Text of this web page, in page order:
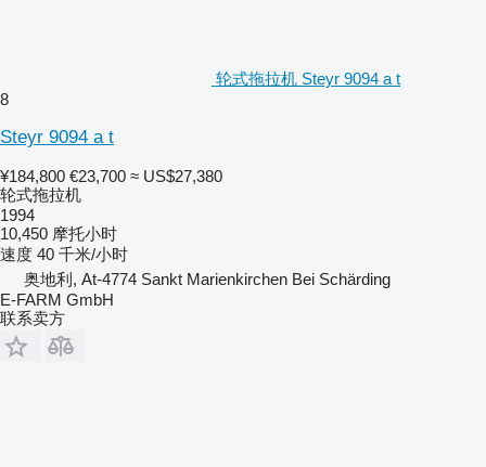
轮式拖拉机 Steyr 9094 a t
8
Steyr 9094 a t
¥184,800 €23,700 ≈ US$27,380
轮式拖拉机
1994
10,450 摩托小时
速度 40 千米/小时
奥地利, At-4774 Sankt Marienkirchen Bei Schärding
E-FARM GmbH
联系卖方